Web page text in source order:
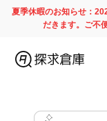
夏季休暇のお知らせ：
だきます。ご不